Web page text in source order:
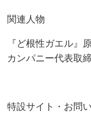
関連人物
『ど根性ガエル』
カンパニー代表取締
特設サイト・お問